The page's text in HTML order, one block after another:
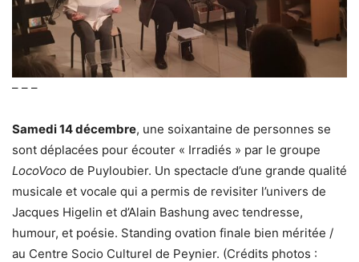
– – –
Samedi 14 décembre, une soixantaine de personnes se
sont déplacées pour écouter « Irradiés » par le groupe
LocoVoco de Puyloubier. Un spectacle d’une grande qualité
musicale et vocale qui a permis de revisiter l’univers de
Jacques Higelin et d’Alain Bashung avec tendresse,
humour, et poésie. Standing ovation finale bien méritée /
au Centre Socio Culturel de Peynier. (Crédits photos :